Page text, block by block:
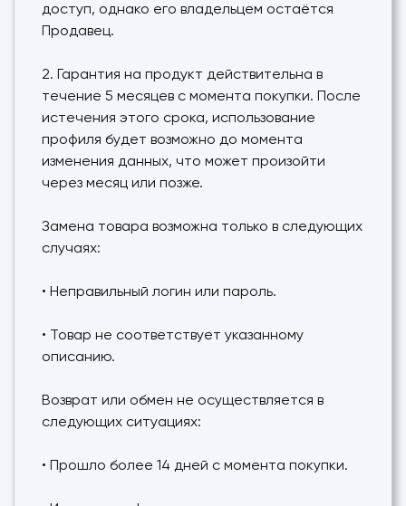
доступ, однако его владельцем остаётся
Продавец.
2. Гарантия на продукт действительна в
течение 5 месяцев с момента покупки. После
истечения этого срока, использование
профиля будет возможно до момента
изменения данных, что может произойти
через месяц или позже.
Замена товара возможна только в следующих
случаях:
• Неправильный логин или пароль.
• Товар не соответствует указанному
описанию.
Возврат или обмен не осуществляется в
следующих ситуациях:
• Прошло более 14 дней с момента покупки.